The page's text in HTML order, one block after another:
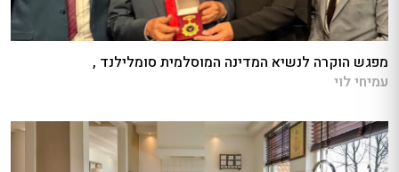
מפגש הוקרה לנשיא המדינה המוסלמית סומלילנד ,
עמיחי לוי